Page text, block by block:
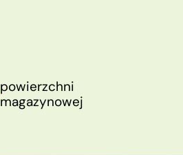
powierzchni
magazynowej